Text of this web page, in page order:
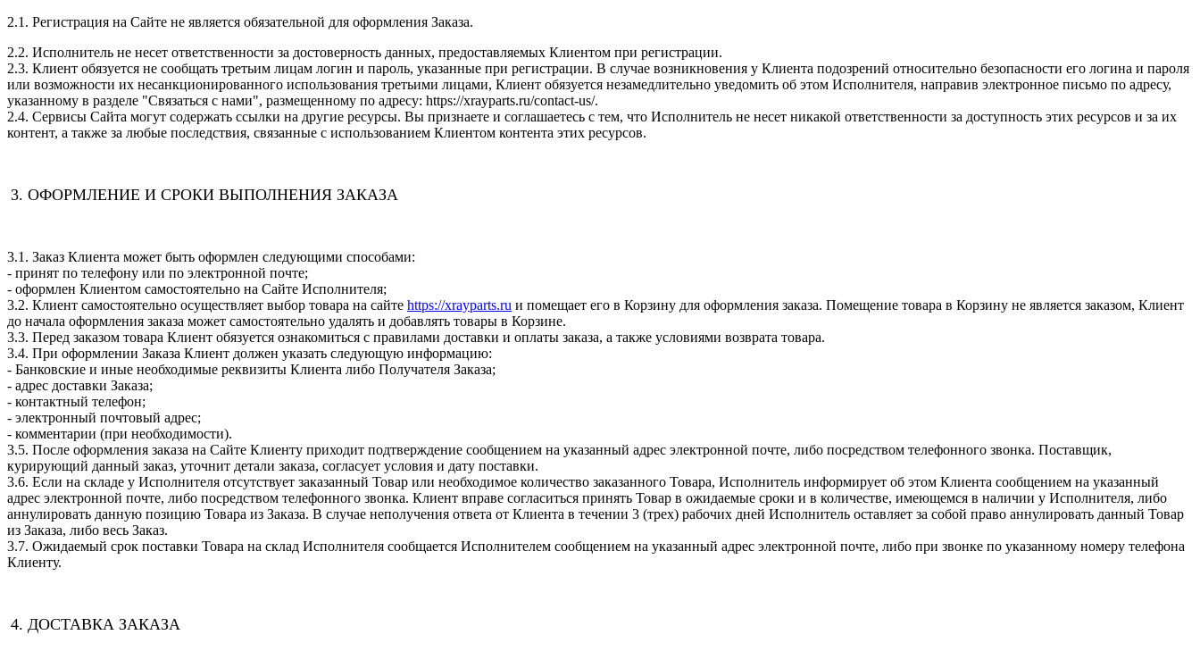
2.1. Регистрация на Сайте не является обязательной для оформления Заказа.
2.2. Исполнитель не несет ответственности за достоверность данных, предоставляемых Клиентом при регистрации.
2.3. Клиент обязуется не сообщать третьим лицам логин и пароль, указанные при регистрации. В случае возникновения у Клиента подозрений относительно безопасности его логина и пароля
или возможности их несанкционированного использования третьими лицами, Клиент обязуется незамедлительно уведомить об этом Исполнителя, направив электронное письмо по адресу,
указанному в разделе "Связаться с нами", размещенному по адресу: https://xrayparts.ru/contact-us/.
2.4. Сервисы Сайта могут содержать ссылки на другие ресурсы. Вы признаете и соглашаетесь с тем, что Исполнитель не несет никакой ответственности за доступность этих ресурсов и за их
контент, а также за любые последствия, связанные с использованием Клиентом контента этих ресурсов.
3. ОФОРМЛЕНИЕ И СРОКИ ВЫПОЛНЕНИЯ ЗАКАЗА
3.1. Заказ Клиента может быть оформлен следующими способами:
- принят по телефону или по электронной почте;
- оформлен Клиентом самостоятельно на Сайте Исполнителя;
3.2. Клиент самостоятельно осуществляет выбор товара на сайте https://xrayparts.ru и помещает его в Корзину для оформления заказа. Помещение товара в Корзину не является заказом, Клиент
до начала оформления заказа может самостоятельно удалять и добавлять товары в Корзине.
3.3. Перед заказом товара Клиент обязуется ознакомиться с правилами доставки и оплаты заказа, а также условиями возврата товара.
3.4. При оформлении Заказа Клиент должен указать следующую информацию:
- Банковские и иные необходимые реквизиты Клиента либо Получателя Заказа;
- адрес доставки Заказа;
- контактный телефон;
- электронный почтовый адрес;
- комментарии (при необходимости).
3.5. После оформления заказа на Сайте Клиенту приходит подтверждение сообщением на указанный адрес электронной почте, либо посредством телефонного звонка. Поставщик,
курирующий данный заказ, уточнит детали заказа, согласует условия и дату поставки.
3.6. Если на складе у Исполнителя отсутствует заказанный Товар или необходимое количество заказанного Товара, Исполнитель информирует об этом Клиента сообщением на указанный
адрес электронной почте, либо посредством телефонного звонка. Клиент вправе согласиться принять Товар в ожидаемые сроки и в количестве, имеющемся в наличии у Исполнителя, либо
аннулировать данную позицию Товара из Заказа. В случае неполучения ответа от Клиента в течении 3 (трех) рабочих дней Исполнитель оставляет за собой право аннулировать данный Товар
из Заказа, либо весь Заказ.
3.7. Ожидаемый срок поставки Товара на склад Исполнителя сообщается Исполнителем сообщением на указанный адрес электронной почте, либо при звонке по указанному номеру телефона
Клиенту.
4. ДОСТАВКА ЗАКАЗА